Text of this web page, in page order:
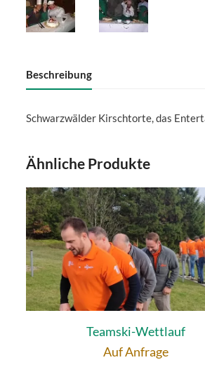
Beschreibung
Schwarzwälder Kirschtorte, das
Ähnliche Produkte
Teamski-Wettlauf
Auf Anfrage